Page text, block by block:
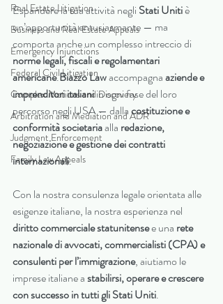
Real Estate Litigation
Business and Real Estate Appeals
Emergency Injunctions
Federal Civil Litigation
Complex Motions and Discovery
Arbitration and Mediation and ADR
Judgment Enforcement
Family Law Appeals
Espandere la tua attività negli Stati Uniti è
un’opportunità entusiasmante — ma
comporta anche un complesso intreccio di
norme legali, fiscali e regolamentari
americane.Biazzo Law accompagna aziende e
imprenditori italiani in ogni fase del loro
percorso negli USA — dalla costituzione e
conformità societaria alla redazione,
negoziazione e gestione dei contratti
internazionali.
Con la nostra consulenza legale orientata alle
esigenze italiane, la nostra esperienza nel
diritto commerciale statunitense e una rete
nazionale di avvocati, commercialisti (CPA) e
consulenti per l’immigrazione, aiutiamo le
imprese italiane a stabilirsi, operare e crescere
con successo in tutti gli Stati Uniti.